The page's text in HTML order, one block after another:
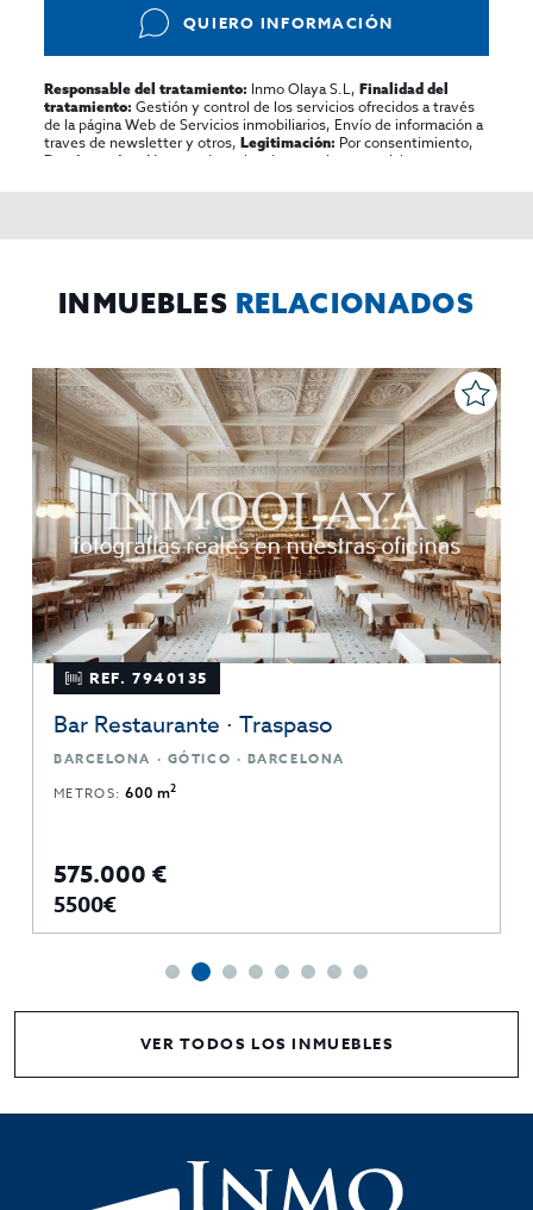
QUIERO INFORMACIÓN
Responsable del tratamiento: Inmo Olaya S.L,Finalidad del
tratamiento: Gestión y control de los servicios ofrecidos a través
de la página Web de Servicios inmobiliarios, Envío de información a
traves de newsletter y otros,Legitimación: Por consentimiento,
Destinatarios:
No se cederan los datos, salvo para elaborar
rectificar y suprimir los datos, solicitar la portabilidad de los
INMUEBLES RELACIONADOS
REF. 7940135
Bar Restaurante · Traspaso
BARCELONA · GÓTICO · BARCELONA
METROS:600 m2
575.000 €
5500€
VER TODOS LOS INMUEBLES